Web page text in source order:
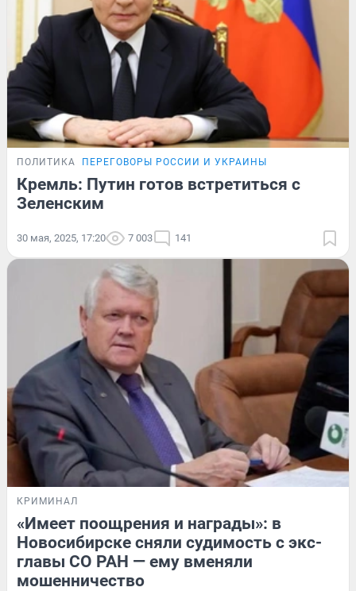
ПОЛИТИКА ПЕРЕГОВОРЫ РОССИИ И УКРАИНЫ
Кремль: Путин готов встретиться с
Зеленским
30 мая, 2025, 17:20 7 003 141
КРИМИНАЛ
«Имеет поощрения и награды»: в
Новосибирске сняли судимость с экс-
главы СО РАН — ему вменяли
мошенничество